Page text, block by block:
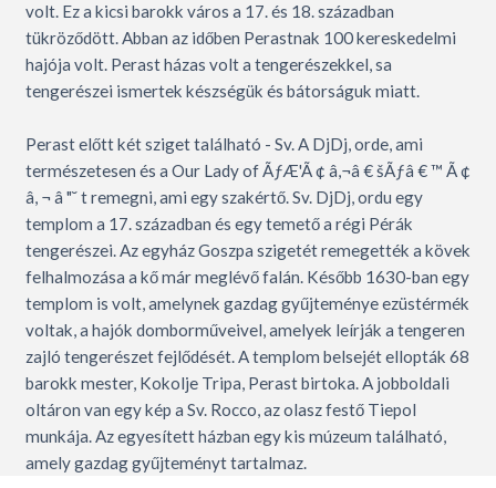
volt. Ez a kicsi barokk város a 17. és 18. században
tükröződött. Abban az időben Perastnak 100 kereskedelmi
hajója volt. Perast házas volt a tengerészekkel, sa
tengerészei ismertek készségük és bátorságuk miatt.
Perast előtt két sziget található - Sv. A DjDj, orde, ami
természetesen és a Our Lady of ÃƒÆ'Ã ¢ â,¬â € šÃƒâ € ™ Ã ¢
â, ¬ â "˘ t remegni, ami egy szakértő. Sv. DjDj, ordu egy
templom a 17. században és egy temető a régi Pérák
tengerészei. Az egyház Goszpa szigetét remegették a kövek
felhalmozása a kő már meglévő falán. Később 1630-ban egy
templom is volt, amelynek gazdag gyűjteménye ezüstérmék
voltak, a hajók domborműveivel, amelyek leírják a tengeren
zajló tengerészet fejlődését. A templom belsejét ellopták 68
barokk mester, Kokolje Tripa, Perast birtoka. A jobboldali
oltáron van egy kép a Sv. Rocco, az olasz festő Tiepol
munkája. Az egyesített házban egy kis múzeum található,
amely gazdag gyűjteményt tartalmaz.